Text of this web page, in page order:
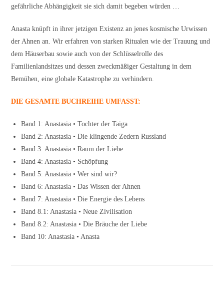
gefährliche Abhängigkeit sie sich damit begeben würden …
Anasta knüpft in ihrer jetzigen Existenz an jenes kosmische Urwissen
der Ahnen an. Wir erfahren von starken Ritualen wie der Trauung und
dem Häuserbau sowie auch von der Schlüsselrolle des
Familienlandsitzes und dessen zweckmäßiger Gestaltung in dem
Bemühen, eine globale Katastrophe zu verhindern.
DIE GESAMTE BUCHREIHE UMFASST:
Band 1: Anastasia • Tochter der Taiga
Band 2: Anastasia • Die klingende Zedern Russland
Band 3: Anastasia • Raum der Liebe
Band 4: Anastasia • Schöpfung
Band 5: Anastasia • Wer sind wir?
Band 6: Anastasia • Das Wissen der Ahnen
Band 7: Anastasia • Die Energie des Lebens
Band 8.1: Anastasia • Neue Zivilisation
Band 8.2: Anastasia • Die Bräuche der Liebe
Band 10: Anastasia • Anasta